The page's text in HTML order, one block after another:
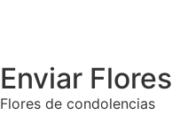
Enviar Flores
Flores de condolencias